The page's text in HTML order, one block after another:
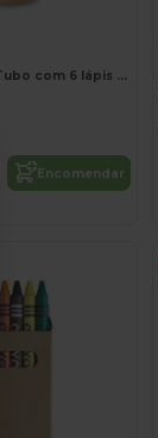
PETIT LAMBUT Tubo com 6 lápis de cor
Encomendar